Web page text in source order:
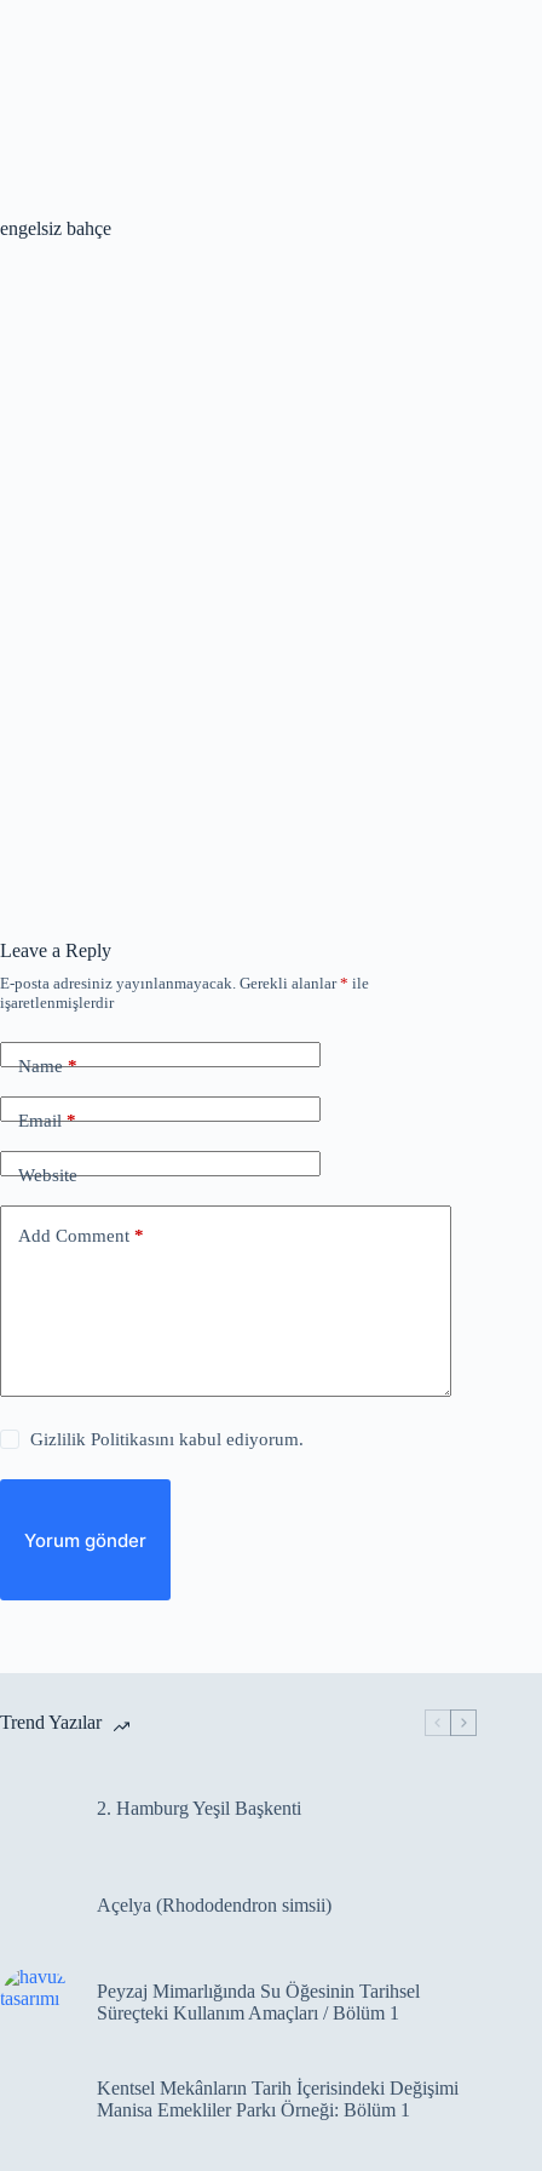
engelsiz bahçe
Leave a Reply
E-posta adresiniz yayınlanmayacak. Gerekli alanlar* ile
işaretlenmişlerdir
Name*
Email*
Website
Add Comment *
Gizlilik Politikasını kabul ediyorum.
Yorum gönder
Trend Yazılar
2. Hamburg Yeşil Başkenti
Açelya (Rhododendron simsii)
Peyzaj Mimarlığında Su Öğesinin Tarihsel
Süreçteki Kullanım Amaçları / Bölüm 1
Kentsel Mekânların Tarih İçerisindeki Değişimi
Manisa Emekliler Parkı Örneği: Bölüm 1